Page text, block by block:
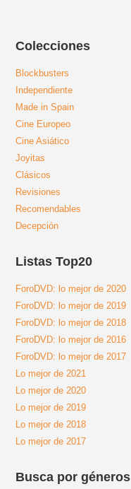
Colecciones
Blockbusters
Independiente
Made in Spain
Cine Europeo
Cine Asiático
Joyitas
Clásicos
Revisiones
Recomendables
Decepción
Listas Top20
ForoDVD: lo mejor de 2020
ForoDVD: lo mejor de 2019
ForoDVD: lo mejor de 2018
ForoDVD: lo mejor de 2016
ForoDVD: lo mejor de 2017
Lo mejor de 2021
Lo mejor de 2020
Lo mejor de 2019
Lo mejor de 2018
Lo mejor de 2017
Busca por géneros